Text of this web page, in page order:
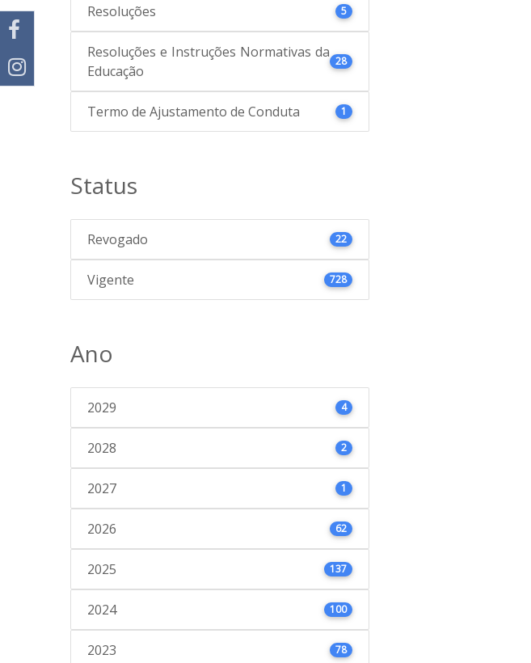
Resoluções 5
Resoluções e Instruções Normativas da
Educação
28
Termo de Ajustamento de Conduta 1
Status
Revogado 22
Vigente 728
Ano
2029 4
2028 2
2027 1
2026 62
2025 137
2024 100
2023 78